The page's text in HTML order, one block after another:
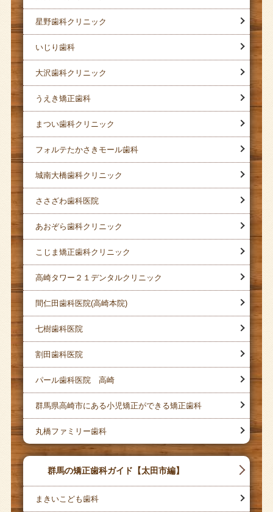
星野歯科クリニック
いじり歯科
大沢歯科クリニック
うえき矯正歯科
まつい歯科クリニック
フォルテたかさきモール歯科
城南大橋歯科クリニック
ささざわ歯科医院
あおぞら歯科クリニック
こじま矯正歯科クリニック
高崎タワー２１デンタルクリニック
間仁田歯科医院(高崎本院)
七樹歯科医院
割田歯科医院
パール歯科医院 高崎
群馬県高崎市にある小児矯正ができる矯正歯科
丸橋ファミリー歯科
群馬の矯正歯科ガイド【太田市編】
まきいこども歯科